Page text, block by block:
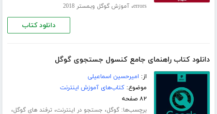
errors،آموزش گوگل وبمستر 2018
دانلود کتاب
دانلود کتاب راهنمای جامع کنسول جستجوی گوگل
از: امیرحسین اسماعیلی
موضوع:کتاب‌های آموزش اینترنت
۸۲ صفحه
برچسب‌ها:گوگل، جستجو در اینترنت، ترفند های گوگل،